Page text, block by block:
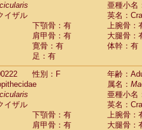
亜種小名
イザル
英名：
下顎骨：有
上腕骨：
肩甲骨：有
大腿骨：
寛骨：有
体幹：有
足：有
性別：F
年齢：
属名：
亜種小名
イザル
英名：
下顎骨：有
上腕骨：
肩甲骨：有
大腿骨：